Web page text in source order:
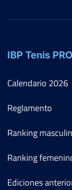
IBP Tenis PRO
Calendario 2026
Reglamento
Ranking
Ranking
Ediciones